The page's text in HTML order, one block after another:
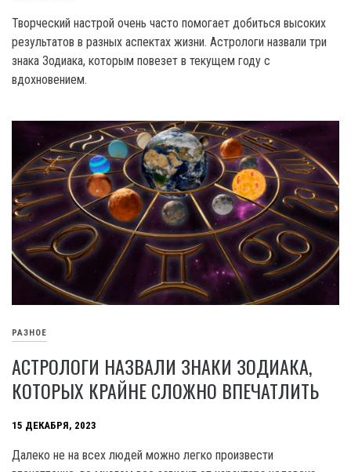
Творческий настрой очень часто помогает добиться высоких
результатов в разных аспектах жизни. Астрологи назвали три
знака Зодиака, которым повезет в текущем году с
вдохновением.
РАЗНОЕ
АСТРОЛОГИ НАЗВАЛИ ЗНАКИ ЗОДИАКА,
КОТОРЫХ КРАЙНЕ СЛОЖНО ВПЕЧАТЛИТЬ
15 ДЕКАБРЯ, 2023
Далеко не на всех людей можно легко произвести